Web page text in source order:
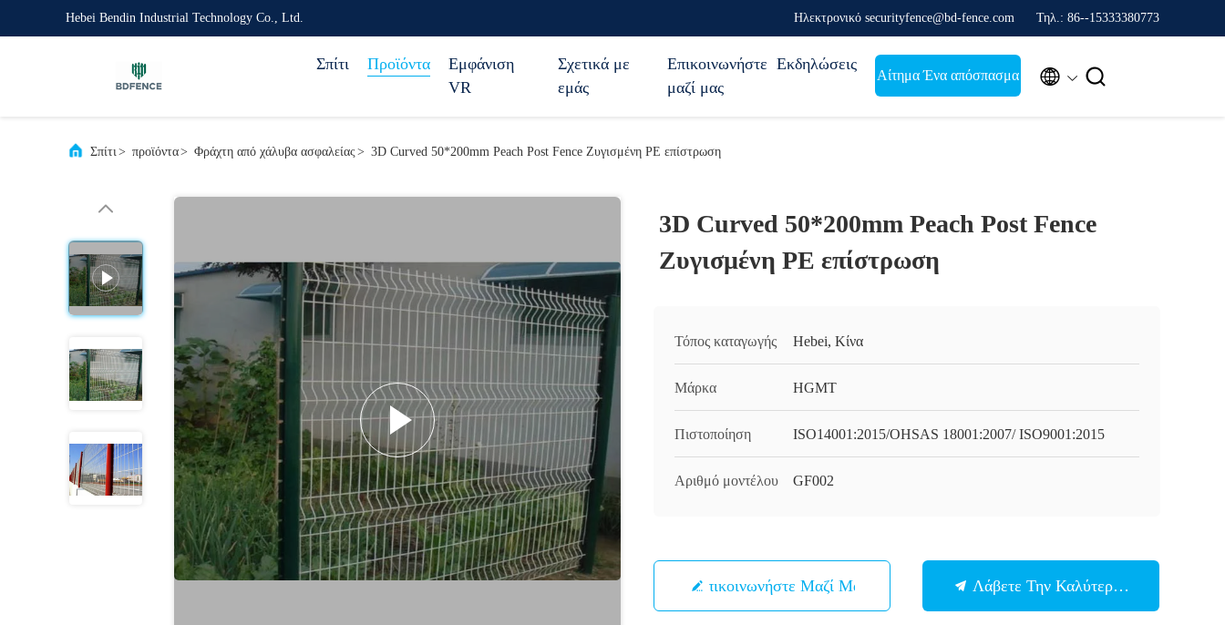
Hebei Bendin Industrial Technology Co., Ltd. Ηλεκτρονικό securityfence@bd-fence.com Τηλ.: 86--15333380773
Σπίτι Προϊόντα
Εμφάνιση
VR
Σχετικά με
εμάς
Επικοινωνήστε
μαζί μας
Εκδηλώσεις
Αίτημα Ένα απόσπασμα  
Σπίτι> προϊόντα> Φράχτη από χάλυβα ασφαλείας > 3D Curved 50*200mm Peach Post Fence Ζυγισμένη PE επίστρωση
3D Curved 50*200mm Peach Post Fence
Ζυγισμένη PE επίστρωση
Τόπος καταγωγής Hebei, Κίνα
Μάρκα HGMT
Πιστοποίηση ISO14001:2015/OHSAS 18001:2007/ ISO9001:2015
Αριθμό μοντέλου GF002
Επικοινωνήστε Μαζί Μας Λάβετε Την Καλύτερη Τιμή